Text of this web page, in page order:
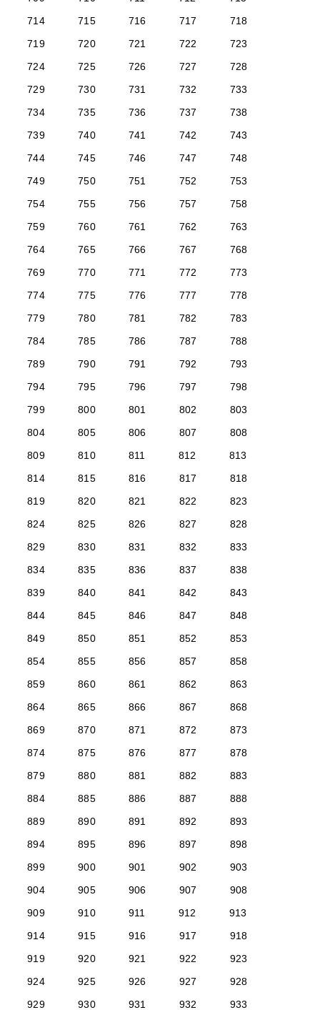
714
715 716 717
718
719
720 721 722
723
724
725 726 727
728
729
730 731 732
733
734
735 736 737
738
739
740 741 742
743
744
745 746 747
748
749
750 751 752
753
754
755 756 757
758
759
760 761 762
763
764
765 766 767
768
769
770 771 772
773
774
775 776 777
778
779
780 781 782
783
784
785 786 787
788
789
790 791 792
793
794
795 796 797
798
799
800 801 802
803
804
805 806 807
808
809
810 811 812
813
814
815 816 817
818
819
820 821 822
823
824
825 826 827
828
829
830 831 832
833
834
835 836 837
838
839
840 841 842
843
844
845 846 847
848
849
850 851 852
853
854
855 856 857
858
859
860 861 862
863
864
865 866 867
868
869
870 871 872
873
874
875 876 877
878
879
880 881 882
883
884
885 886 887
888
889
890 891 892
893
894
895 896 897
898
899
900 901 902
903
904
905 906 907
908
909
910 911 912
913
914
915 916 917
918
919
920 921 922
923
924
925 926 927
928
929
930 931 932 933